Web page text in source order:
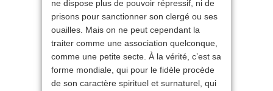
ne dispose plus de pouvoir répressif, ni de
prisons pour sanctionner son clergé ou ses
ouailles. Mais on ne peut cependant la
traiter comme une association quelconque,
comme une petite secte. À la vérité, c’est sa
forme mondiale, qui pour le fidèle procède
de son caractère spirituel et surnaturel, qui